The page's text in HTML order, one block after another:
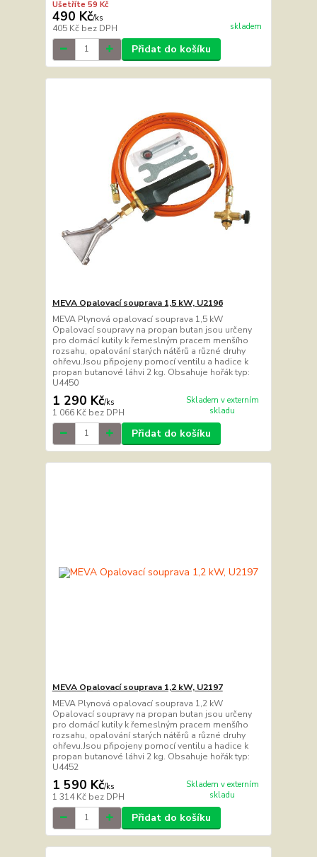
Ušetříte 59 Kč
490 Kč/ks
405 Kč bez DPH skladem
Přidat do košíku
MEVA Opalovací souprava 1,5 kW, U2196
MEVA Plynová opalovací souprava 1,5 kW
Opalovací soupravy na propan butan jsou určeny
pro domácí kutily k řemeslným pracem menšího
rozsahu, opalování starých nátěrů a různé druhy
ohřevu.Jsou připojeny pomocí ventilu a hadice k
propan butanové láhvi 2 kg. Obsahuje hořák typ:
U4450
1 290 Kč/ks
1 066 Kč bez DPH
Skladem v externím
skladu
Přidat do košíku
MEVA Opalovací souprava 1,2 kW, U2197
MEVA Plynová opalovací souprava 1,2 kW
Opalovací soupravy na propan butan jsou určeny
pro domácí kutily k řemeslným pracem menšího
rozsahu, opalování starých nátěrů a různé druhy
ohřevu.Jsou připojeny pomocí ventilu a hadice k
propan butanové láhvi 2 kg. Obsahuje hořák typ:
U4452
1 590 Kč/ks
1 314 Kč bez DPH
Skladem v externím
skladu
Přidat do košíku